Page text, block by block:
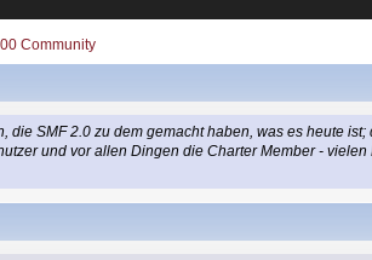
Community
die SMF 2.0 zu dem gemacht haben, was es heute
und vor allen Dingen die Charter Member -